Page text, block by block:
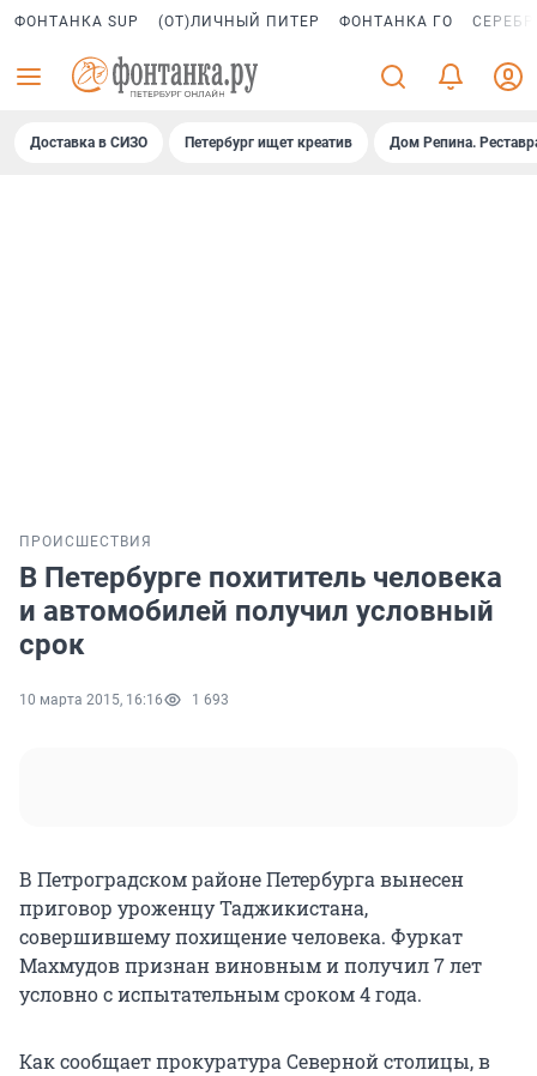
ФОНТАНКА SUP (ОТ)ЛИЧНЫЙ ПИТЕР ФОНТАНКА ГО
Доставка в СИЗО Петербург ищет креатив Дом Репина.
ПРОИСШЕСТВИЯ
В Петербурге похититель человека
и автомобилей получил условный
срок
10 марта 2015, 16:16 1 693
В Петроградском районе Петербурга вынесен
приговор уроженцу Таджикистана,
совершившему похищение человека. Фуркат
Махмудов признан виновным и получил 7 лет
условно с испытательным сроком 4 года.
Как сообщает прокуратура Северной столицы, в